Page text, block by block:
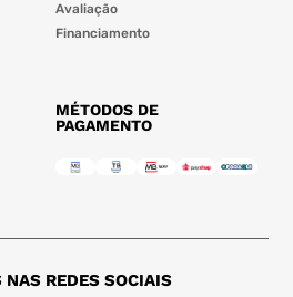
Avaliação
Financiamento
MÉTODOS DE
PAGAMENTO
REDES SOCIAIS